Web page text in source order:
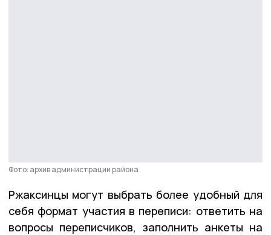
Фото: архив администрации района
Ржаксинцы могут выбрать более удобный для
себя формат участия в переписи: ответить на
вопросы переписчиков, заполнить анкеты на